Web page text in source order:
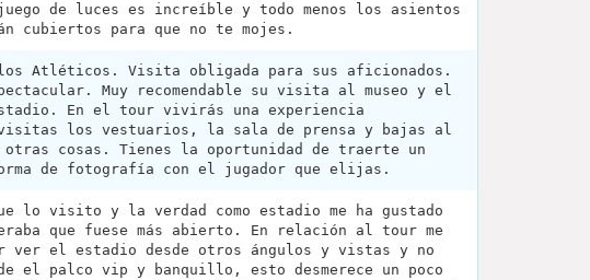
de luces es increíble y todo menos los asientos
cubiertos para que no te mojes.
Atléticos. Visita obligada para sus aficionados.
Muy recomendable su visita al museo y el
En el tour vivirás una experiencia
los vestuarios, la sala de prensa y bajas al
otras cosas. Tienes la oportunidad de traerte un
de fotografía con el jugador que elijas.
lo visito y la verdad como estadio me ha gustado
que fuese más abierto. En relación al tour me
ver el estadio desde otros ángulos y vistas y no
el palco vip y banquillo, esto desmerece un poco